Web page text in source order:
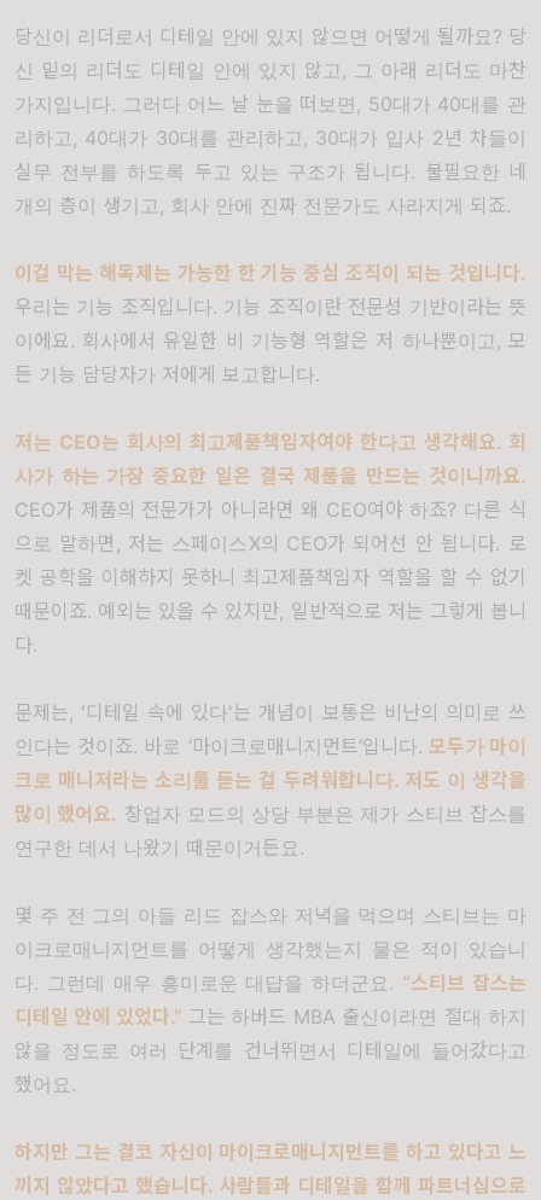
당신이 리더로서 디테일 안에 있지 않으면 어떻게 될까요 ? 당
신 밑의 리더도 디테일 안에 있지 않고 , 그 아래 리더도 마찬
가지입니다. 그러다 어느 날 눈을 떠보면 , 50대가 40대를 관
리하고 , 40대가 30대를 관리하고 , 30대가 입사 2년 차들이
실무 전부를 하도록 두고 있는 구조가 됩니다. 불필요한 네
개의 층이 생기고 , 회사 안에 진짜 전문가도 사라지게 되죠.
이걸 막는 해독제는 가능한 한 기능 중심 조직이 되는 것입니다.
우리는 기능 조직입니다. 기능 조직이란 전문성 기반이라는 뜻
이에요. 회사에서 유일한 비 기능형 역할은 저 하나뿐이고 , 모
든 기능 담당자가 저에게 보고합니다.
저는 CEO는 회사의 최고제품책임자여야 한다고 생각해요. 회
사가 하는 가장 중요한 일은 결국 제품을 만드는 것이니까요.
CEO가 제품의 전문가가 아니라면 왜 CEO여야 하죠? 다른 식
으로 말하면 , 저는 스페이스X의 CEO가 되어선 안 됩니다. 로
켓 공학을 이해하지 못하니 최고제품책임자 역할을 할 수 없기
때문이죠. 예외는 있을 수 있지만, 일반적으로 저는 그렇게 봅니
다.
문제는, ' 디테일 속에 있다'는 개념이 보통은 비난의 의미로 쓰
인다는 것이죠. 바로 ‘마이크로매니지먼트’입니다. 모두가 마이
크로 매니저라는 소리를 듣는 걸 두려워합니다. 저도 이 생각을
많이 했어요. 창업자 모드의 상당 부분은 제가 스티브 잡스를
연구한 데서 나왔기 때문이거든요 .
몇 주 전 그의 아들 리드 잡스와 저녁을 먹으며 스티브는 마
이크로매니지먼트를 어떻게 생각했는지 물은 적이 있습니
다. 그런데 매우 흥미로운 대답을 하더군요 . “스티브 잡스는
디테일 안에 있었다.” 그는 하버드 MBA 출신이라면 절대 하지
않을 정도로 여러 단계를 건너뛰면서 디테일에 들어갔다고
했어요 .
하지만 그는 결코 자신이 마이크로매니지먼트를 하고 있다고 느
끼지 않았다고 했습니다. 사람들과 디테일을 함께 파트너십으로